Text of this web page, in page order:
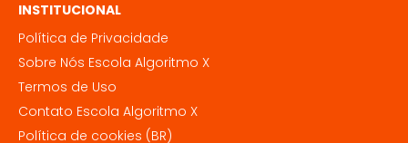
INSTITUCIONAL
Política de Privacidade
Sobre Nós Escola Algoritmo X
Termos de Uso
Contato Escola Algoritmo X
Política de cookies (BR)